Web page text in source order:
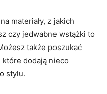
materiały, z jakich
czy jedwabne wstążki to
także poszukać
dodają nieco
stylu.